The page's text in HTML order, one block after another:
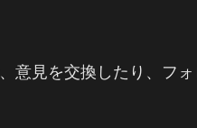
意見を交換したり、フ